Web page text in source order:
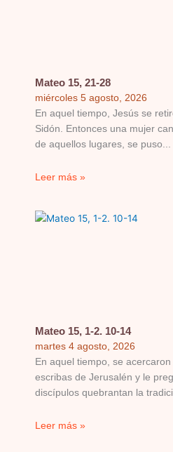
Mateo 15, 21-28
miércoles 5 agosto, 2026
En aquel tiempo, Jesús se
Sidón. Entonces una mujer
de aquellos lugares, se puso
Leer más »
Mateo 15, 1-2. 10-14
martes 4 agosto, 2026
En aquel tiempo, se
escribas de Jerusalén y le
discípulos quebrantan la
Leer más »